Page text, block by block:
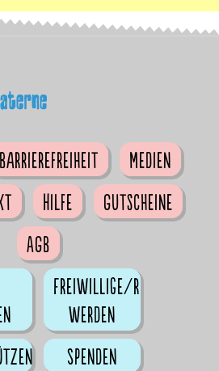
Barrierefreiheit
Medien
Hilfe
Gutscheine
AGB
Freiwillige/r
werden
Spenden